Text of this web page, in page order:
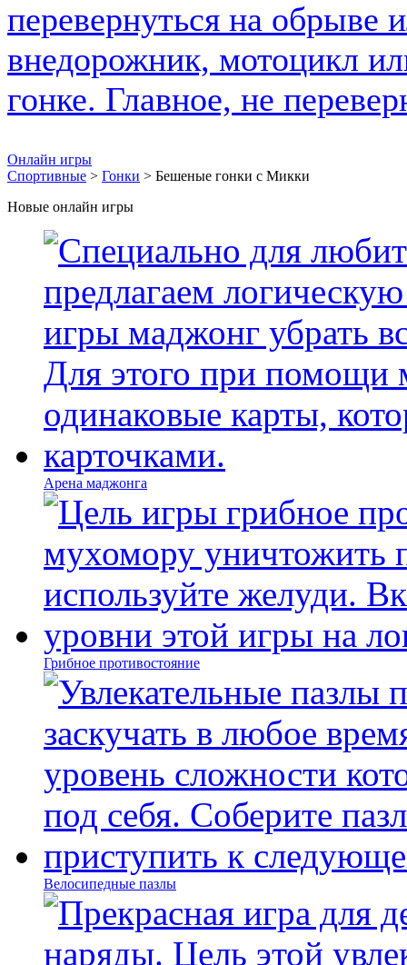
Онлайн игры
Спортивные > Гонки > Бешеные гонки с Микки
Новые онлайн игры
Арена маджонга
Грибное противостояние
Велосипедные пазлы